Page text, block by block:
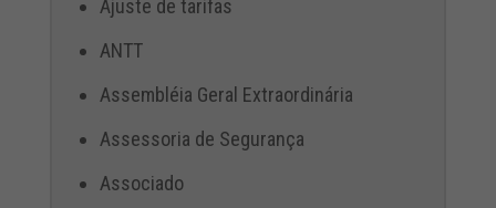
Ajuste de tarifas
ANTT
Assembléia Geral Extraordinária
Assessoria de Segurança
Associado